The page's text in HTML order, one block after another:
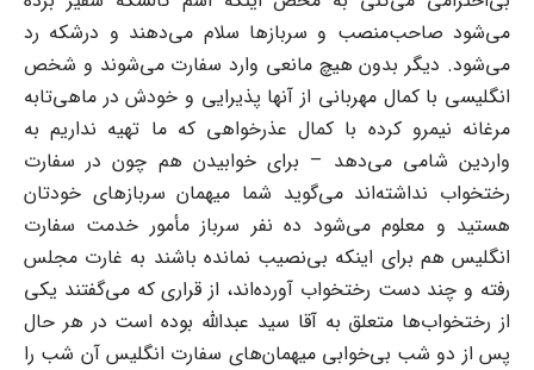
می‌شود صاحب‌منصب و سربازها سلام می‌دهند و درشکه رد
می‌شود. دیگر بدون هیچ مانعی وارد ‌سفارت می‌شوند و شخص
انگلیسی با کمال مهربانی از آنها پذیرایی و خودش در ماهی‌تابه
مرغانه نیمرو ‌کرده با کمال عذرخواهی که ما تهیه نداریم به
واردین شامی می‌دهد – برای خوابیدن هم چون در سفارت
‌رختخواب نداشته‌اند می‌گوید شما میهمان سربازهای خودتان
هستید و معلوم می‌شود ده نفر سرباز مأمور ‌خدمت سفارت
انگلیس هم برای اینکه بی‌نصیب نمانده باشند به غارت مجلس
رفته و چند دست ‌رختخواب آورده‌اند، از قراری که می‌گفتند یکی
از رختخواب‌ها متعلق به آقا سید عبدالله بوده است در هر ‌حال
پس از دو شب بی‌خوابی میهمان‌های سفارت انگلیس آن شب را